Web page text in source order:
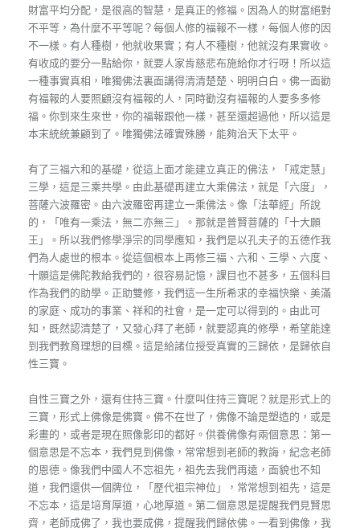
財富平均分配，是很高的智慧，是真正的修福。因為人的財富絕對
不平等，為什麼不平等呢？每個人修的福報不一樣，每個人修的因
不一樣。有人種樹，他就收果實；有人不種樹，他就沒有果實收。
有收成的要分一點給你，就要人家肯慈悲布施給你才行呀！所以這
一種事實真相，唯獨佛法裏面講得清清楚楚、明明白白。佛一面勸
有福報的人要照顧沒有福報的人，同時勸沒有福報的人要多多修
福。你到來生來世，你的福報跟他一樣，甚至還超過他，所以這是
本末統統兼顧到了。唯獨佛法確實殊勝，能夠治天下太平。
有了三福六和的基礎，從這上面才能建立真正的佛法，「戒定慧」
三學，這是三乘共學。由此基礎再建立大乘佛法，就是「六度」，
菩薩六波羅密。由六波羅密再建立一乘佛法。像「法華經」所說
的，「唯有一乘法，無二亦無三」。那就是普賢菩薩的「十大願
王」。所以我們修學淨宗的同學應知，我們是以孔夫子的五德作我
們為人處世的根本。從這個根本上再修三福、六和、三學、六度、
十願這是佛陀教給我們的，很容易記憶，課目也不甚多，五個科目
作為我們的助學。正助雙修，我們這一生所希求的幸福快樂、美滿
的家庭、成功的事業、祥和的社會，是一定可以得到的。由此可
知，既然認清楚了，又發心拜了老師，就要認真的修學，希望能達
到我們教育理想的目標。這是給諸位授受真實的三歸依，是歸依自
性三寶。
自性三寶之外，還有住持三寶。什麼叫住持三寶呢？就是形式上的
三寶，形式上佛像是佛寶。佛不在世了，佛像不論是塑造的，或是
彩畫的，或者是現在照像影印的都好。供養佛像有兩個意思：第一
個意思是不忘本，我們見到佛像，常常想到老師的教誨，紀念老師
的恩德。像我們中國人不忘祖先，祖先去我們再遠，面貌也不知
道，我們還供一個牌位，「歷代祖宗神位」，常常想到祖先，這是
不忘本，這是培育厚道，心地厚道。第二個意思是提醒我們見賢思
齊，老師成佛了，我也要成佛，提醒我們歸依佛。一看到佛像，我